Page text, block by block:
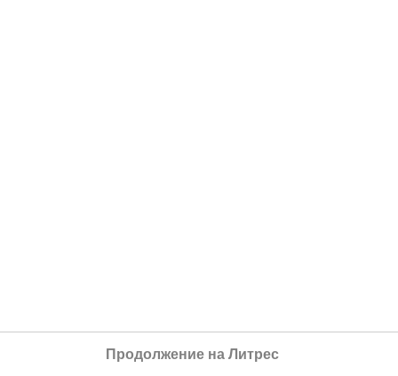
Продолжение на Литрес